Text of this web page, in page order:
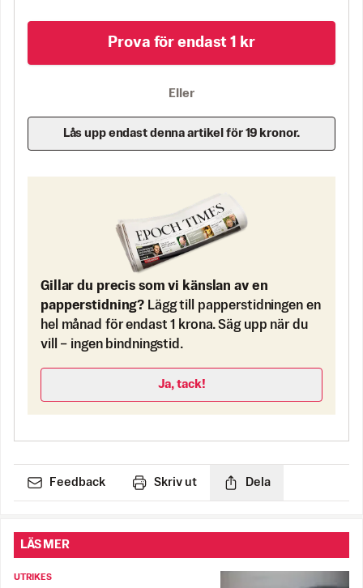
Prova för endast 1 kr
Eller
Lås upp endast denna artikel för 19 kronor.
Gillar du precis som vi känslan av en
papperstidning? Lägg till papperstidningen en
hel månad för endast 1 krona. Säg upp när du
vill – ingen bindningstid.
Ja, tack!
Feedback Skriv ut Dela
LÄS MER
UTRIKES